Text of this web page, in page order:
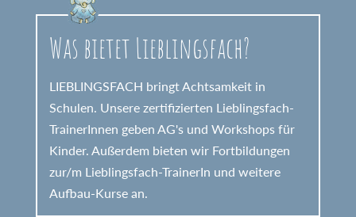
Was bietet Lieblingsfach?
LIEBLINGSFACH bringt Achtsamkeit in
Schulen. Unsere zertifizierten Lieblingsfach-
TrainerInnen geben AG's und Workshops für
Kinder. Außerdem bieten wir Fortbildungen
zur/m Lieblingsfach-TrainerIn und weitere
Aufbau-Kurse an.